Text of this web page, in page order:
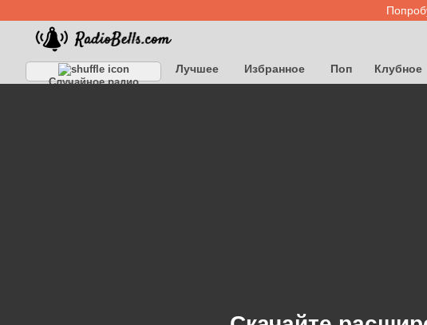
Случайное радио
Лучшее Избранное Поп Клубное